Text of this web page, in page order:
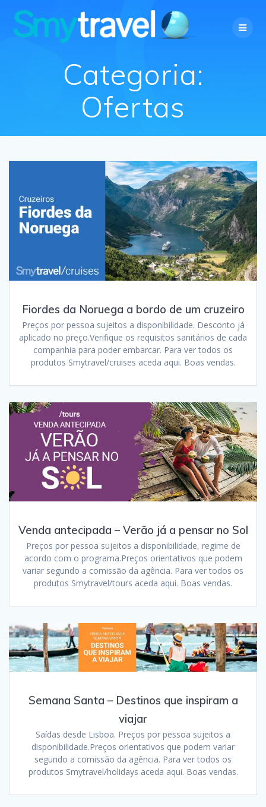
to
content
Categoria:
Ofertas
Fiordes da Noruega a bordo de um cruzeiro
Preços por pessoa sujeitos a disponibilidade. Desconto já
aplicado no preço.Verifique os requisitos sanitários de cada
companhia para poder embarcar. Para ver todos os
produtos Smytravel/cruises aceda aqui. Boas vendas.
Venda antecipada – Verão já a pensar no Sol
Preços por pessoa sujeitos a disponibilidade, regime de
acordo com o programa.Preços orientativos que podem
variar segundo a comissão da agência. Para ver todos os
produtos Smytravel/tours aceda aqui. Boas vendas.
Semana Santa – Destinos que inspiram a
viajar
Saídas desde Lisboa. Preços por pessoa sujeitos a
disponibilidade.Preços orientativos que podem variar
segundo a comissão da agência. Para ver todos os
produtos Smytravel/holidays aceda aqui. Boas vendas.